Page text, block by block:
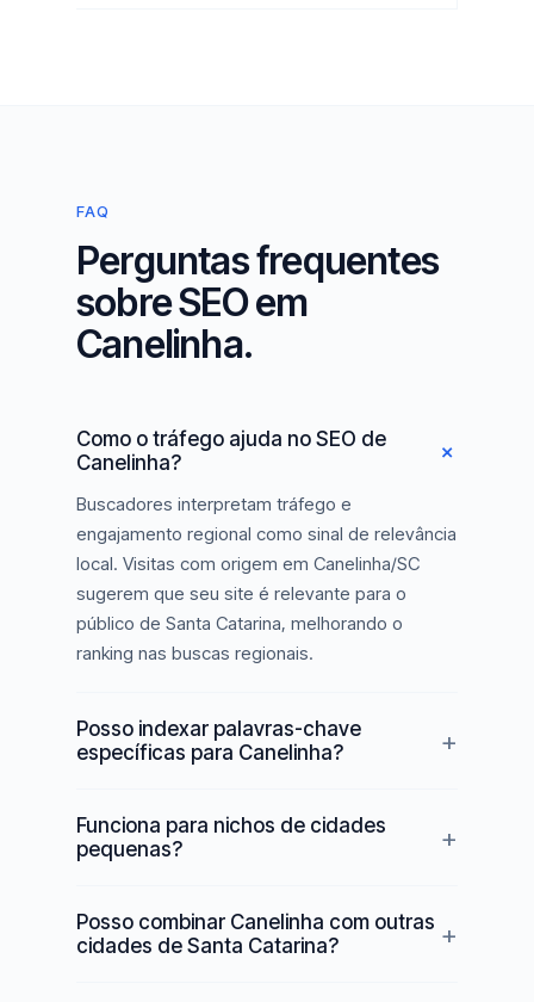
FAQ
Perguntas frequentes
sobre SEO em
Canelinha.
Como o tráfego ajuda no SEO de
Canelinha?
Buscadores interpretam tráfego e
engajamento regional como sinal de relevância
local. Visitas com origem em Canelinha/SC
sugerem que seu site é relevante para o
público de Santa Catarina, melhorando o
ranking nas buscas regionais.
Posso indexar palavras-chave
específicas para Canelinha?
Funciona para nichos de cidades
pequenas?
Posso combinar Canelinha com outras
cidades de Santa Catarina?